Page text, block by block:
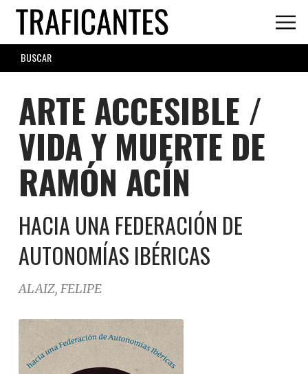
Skip
main
content
SEARCH
FORM
ARTE ACCESIBLE /
VIDA Y MUERTE DE
RAMÓN ACÍN
HACIA UNA FEDERACIÓN DE
AUTONOMÍAS IBÉRICAS
ALAIZ, FELIPE